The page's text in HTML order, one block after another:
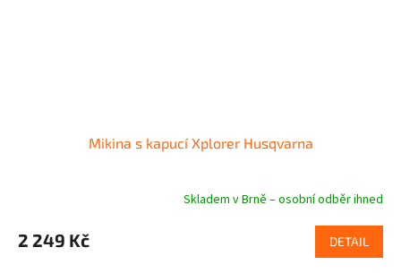
Mikina s kapucí Xplorer Husqvarna
Skladem v Brně – osobní odběr ihned
2 249 Kč DETAIL